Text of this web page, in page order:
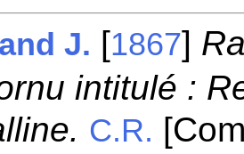
J. [1867]
intitulé :
C.R.